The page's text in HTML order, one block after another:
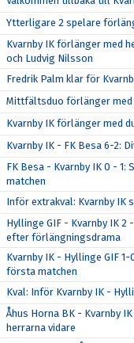
Ytterligare 2 spelare
Kvarnby IK förlänger med
och Ludvig Nilsson
Fredrik Palm klar för
Mittfältsduo förlänger med
Kvarnby IK förlänger med
Kvarnby IK - FK Besa 6-2:
FK Besa - Kvarnby IK 0 -
matchen
Inför extrakval: Kvarnby IK
Hyllinge GIF - Kvarnby IK 2
efter förlängningsdrama
Kvarnby IK - Hyllinge GIF
första matchen
Kval: Inför Kvarnby IK -
Åhus Horna BK - Kvarnby
herrarna vidare